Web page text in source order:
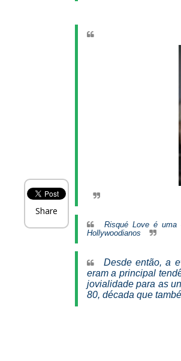
Risqué Love é uma
Hollywoodianos
Desde então, a
eram a principal
jovialidade para as
80, década que
Share